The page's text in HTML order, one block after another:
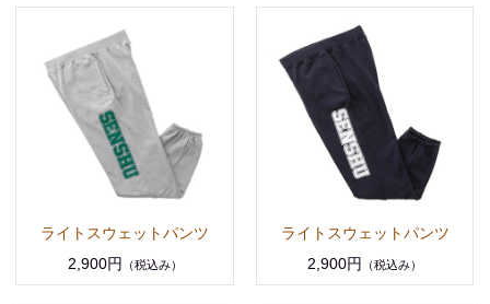
ライトスウェットパンツ
2,900円
（税込み）
ライトスウェットパンツ
2,900円
（税込み）